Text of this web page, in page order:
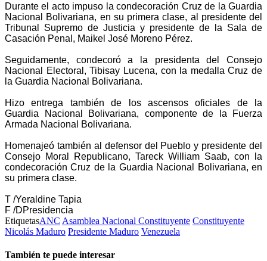
Durante el acto impuso la condecoración Cruz de la Guardia
Nacional Bolivariana, en su primera clase, al presidente del
Tribunal Supremo de Justicia y presidente de la Sala de
Casación Penal, Maikel José Moreno Pérez.
Seguidamente, condecoró a la presidenta del Consejo
Nacional Electoral, Tibisay Lucena, con la medalla Cruz de
la Guardia Nacional Bolivariana.
Hizo entrega también de los ascensos oficiales de la
Guardia Nacional Bolivariana, componente de la Fuerza
Armada Nacional Bolivariana.
Homenajeó también al defensor del Pueblo y presidente del
Consejo Moral Republicano, Tareck William Saab, con la
condecoración Cruz de la Guardia Nacional Bolivariana, en
su primera clase.
T /Yeraldine Tapia
F /DPresidencia
EtiquetasANC Asamblea Nacional Constituyente Constituyente
Nicolás Maduro Presidente Maduro Venezuela
También te puede interesar